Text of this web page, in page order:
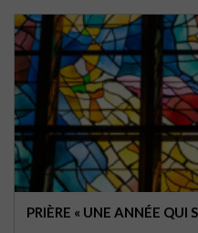
PRIÈRE « UNE ANNÉE QUI